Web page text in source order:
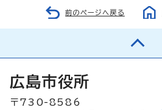
前のページへ戻る
広島市役所
〒730-8586